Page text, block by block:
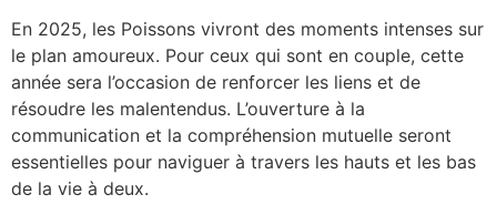
En 2025, les Poissons vivront des moments intenses sur
le plan amoureux. Pour ceux qui sont en couple, cette
année sera l’occasion de renforcer les liens et de
résoudre les malentendus. L’ouverture à la
communication et la compréhension mutuelle seront
essentielles pour naviguer à travers les hauts et les bas
de la vie à deux.